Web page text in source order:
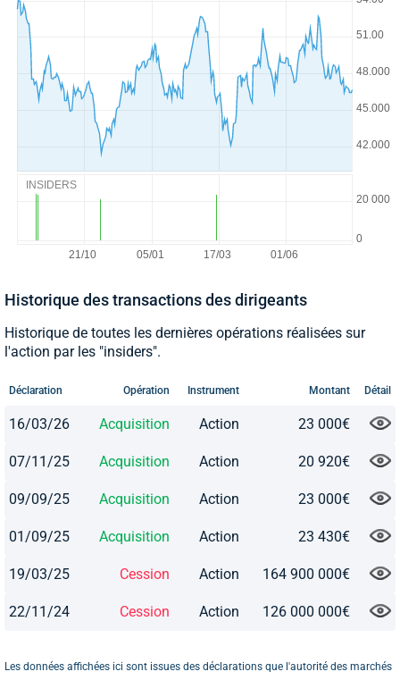
INSIDERS
Historique des transactions des dirigeants
Historique de toutes les dernières opérations réalisées sur
l'action par les "insiders".
Déclaration Opération Instrument Montant Détail
16/03/26 Acquisition Action 23 000€
07/11/25 Acquisition Action 20 920€
09/09/25 Acquisition Action 23 000€
01/09/25 Acquisition Action 23 430€
19/03/25 Cession Action 164 900 000€
22/11/24 Cession Action 126 000 000€
Les données affichées ici sont issues des déclarations que l'autorité des marchés